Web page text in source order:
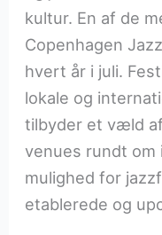
kultur. En af de
Copenhagen
hvert år i juli.
lokale og
tilbyder et væld
venues rundt om
mulighed for
etablerede og